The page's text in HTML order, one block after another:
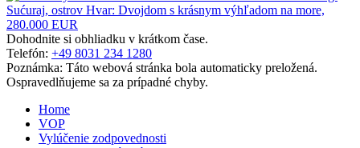
Sućuraj, ostrov Hvar: Dvojdom s krásnym výhľadom na more,
280.000 EUR
Dohodnite si obhliadku v krátkom čase.
Telefón: +49 8031 234 1280
Poznámka: Táto webová stránka bola automaticky preložená.
Ospravedlňujeme sa za prípadné chyby.
Home
VOP
Vylúčenie zodpovednosti